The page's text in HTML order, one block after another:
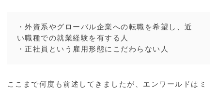
・外資系やグローバル企業への転職を希望し、近
い職種での就業経験を有する人
・正社員という雇用形態にこだわらない人
ここまで何度も前述してきましたが、エンワールドはミ